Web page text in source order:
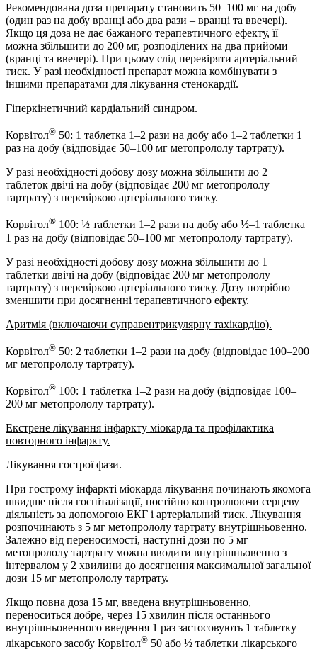
Рекомендована доза препарату становить 50–100 мг на добу
(один раз на добу вранці або два рази – вранці та ввечері).
Якщо ця доза не дає бажаного терапевтичного ефекту, її
можна збільшити до 200 мг, розподілених на два прийоми
(вранці та ввечері). При цьому слід перевіряти артеріальний
тиск. У разі необхідності препарат можна комбінувати з
іншими препаратами для лікування стенокардії.
Гіперкінетичний кардіальний синдром.
Корвітол® 50: 1 таблетка 1–2 рази на добу або 1–2 таблетки 1
раз на добу (відповідає 50–100 мг метопрололу тартрату).
У разі необхідності добову дозу можна збільшити до 2
таблеток двічі на добу (відповідає 200 мг метопрололу
тартрату) з перевіркою артеріального тиску.
Корвітол® 100: ½ таблетки 1–2 рази на добу або ½–1 таблетка
1 раз на добу (відповідає 50–100 мг метопрололу тартрату).
У разі необхідності добову дозу можна збільшити до 1
таблетки двічі на добу (відповідає 200 мг метопрололу
тартрату) з перевіркою артеріального тиску. Дозу потрібно
зменшити при досягненні терапевтичного ефекту.
Аритмія (включаючи суправентрикулярну тахікардію).
Корвітол® 50: 2 таблетки 1–2 рази на добу (відповідає 100–200
мг метопрололу тартрату).
Корвітол® 100: 1 таблетка 1–2 рази на добу (відповідає 100–
200 мг метопрололу тартрату).
Екстрене лікування інфаркту міокарда та профілактика
повторного інфаркту.
Лікування гострої фази.
При гострому інфаркті міокарда лікування починають якомога
швидше після госпіталізації, постійно контролюючи серцеву
діяльність за допомогою ЕКГ і артеріальний тиск. Лікування
розпочинають з 5 мг метопрололу тартрату внутрішньовенно.
Залежно від переносимості, наступні дози по 5 мг
метопрололу тартрату можна вводити внутрішньовенно з
інтервалом у 2 хвилини до досягнення максимальної загальної
дози 15 мг метопрололу тартрату.
Якщо повна доза 15 мг, введена внутрішньовенно,
переноситься добре, через 15 хвилин після останнього
внутрішньовенного введення 1 раз застосовують 1 таблетку
лікарського засобу Корвітол® 50 або ½ таблетки лікарського